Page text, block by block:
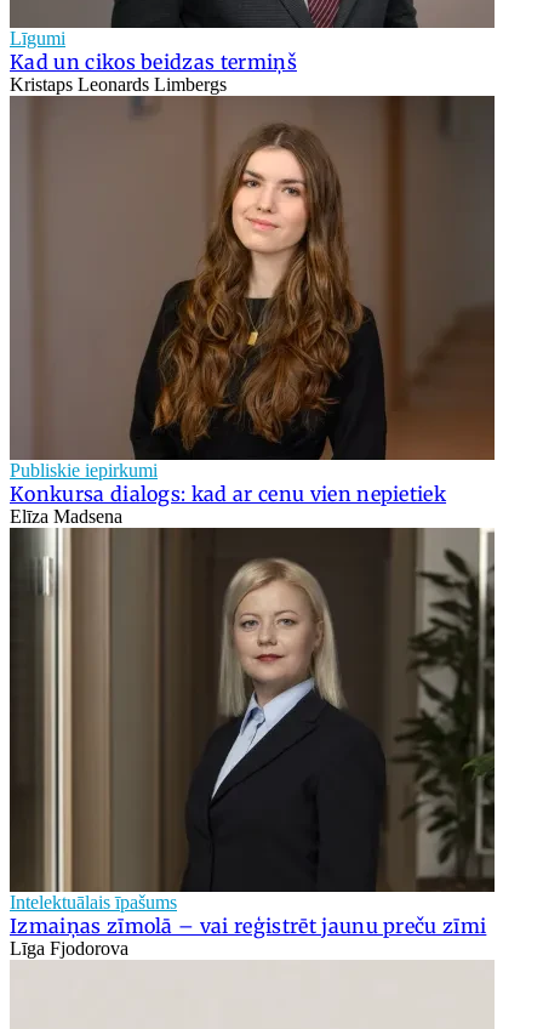
Līgumi
Kad un cikos beidzas termiņš
Kristaps Leonards Limbergs
Publiskie iepirkumi
Konkursa dialogs: kad ar cenu vien nepietiek
Elīza Madsena
Intelektuālais īpašums
Izmaiņas zīmolā – vai reģistrēt jaunu preču zīmi
Līga Fjodorova